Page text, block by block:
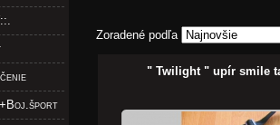
Zoradené podľa
" Twilight " upír smile